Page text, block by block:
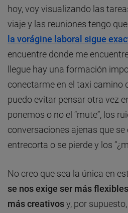
hoy, voy visualizando las
viaje y las reuniones tengo
la vorágine laboral sigue
encuentre donde me
llegue hay una formación
conectarme en el taxi camino
puedo evitar pensar otra vez
ponemos o no el “mute”, los
conversaciones ajenas que se
entrecorta o se pierde y los
No creo que sea la única en
se nos exige ser más
más creativosy, por